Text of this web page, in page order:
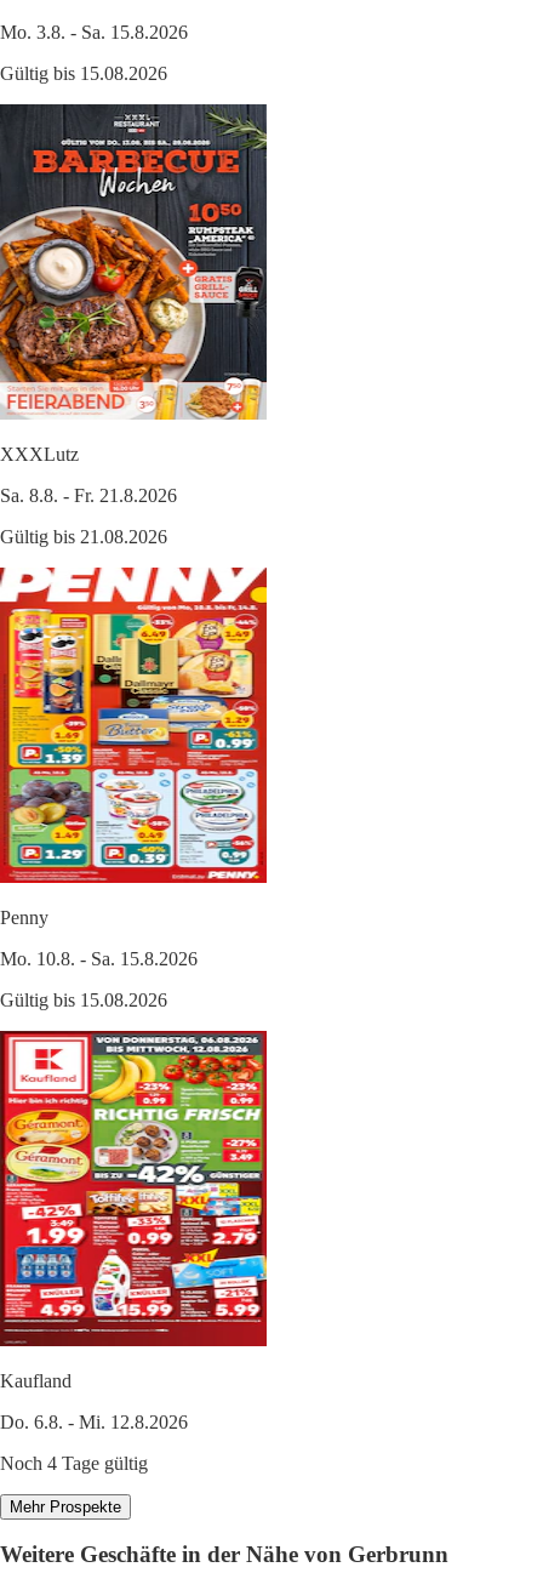
Mo. 3.8. - Sa. 15.8.2026
Gültig bis 15.08.2026
XXXLutz
Sa. 8.8. - Fr. 21.8.2026
Gültig bis 21.08.2026
Penny
Mo. 10.8. - Sa. 15.8.2026
Gültig bis 15.08.2026
Kaufland
Do. 6.8. - Mi. 12.8.2026
Noch 4 Tage gültig
Mehr Prospekte
Weitere Geschäfte in der Nähe von Gerbrunn